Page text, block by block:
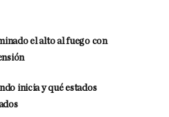
el alto al fuego con
inicia y qué estados